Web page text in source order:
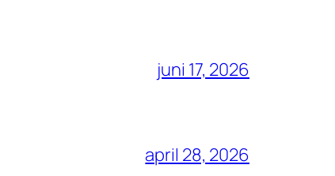
juni 17, 2026
april 28, 2026